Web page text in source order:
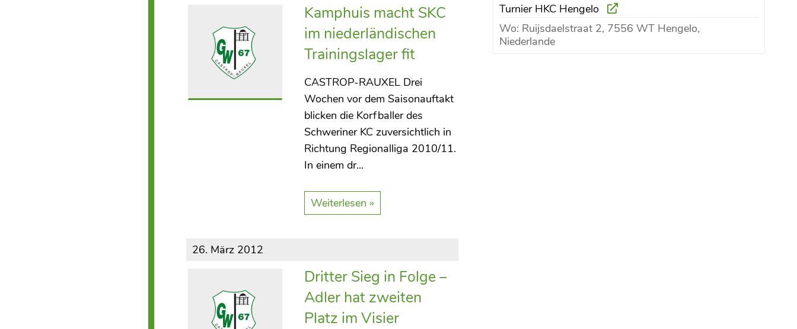
Kamphuis macht SKC
im niederländischen
Trainingslager fit
CASTROP-RAUXEL Drei
Wochen vor dem Saisonauftakt
blicken die Korfballer des
Schweriner KC zuversichtlich in
Richtung Regionalliga 2010/11.
In einem dr...
Weiterlesen »
26. März 2012
Dritter Sieg in Folge –
Adler hat zweiten
Platz im Visier
Turnier HKC Hengelo
Wo: Ruijsdaelstraat 2, 7556 WT Hengelo,
Niederlande